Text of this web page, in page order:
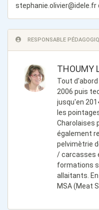
stephanie.olivier@idele.fr
RESPONSABLE
THOUMY
Tout
2006 puis
jusqu'en
les
Charolaises
également
pelvimètrie
/ carcasses
formations
allaitants.
MSA (Meat